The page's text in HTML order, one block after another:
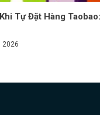
Tự Đặt Hàng
2026